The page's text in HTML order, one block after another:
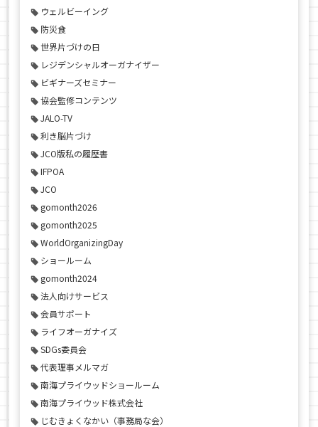
ウェルビーイング
防災食
世界片づけの日
レジデンシャルオーガナイザー
ビギナーズセミナー
協会監修コンテンツ
JALO-TV
利き脳片づけ
JCO版私の履歴書
IFPOA
JCO
gomonth2026
gomonth2025
WorldOrganizingDay
ショールーム
gomonth2024
法人向けサービス
会員サポート
ライフオーガナイズ
SDGs委員会
代表理事メルマガ
南海プライウッドショールーム
南海プライウッド株式会社
じむきょくなかい（事務局な会）